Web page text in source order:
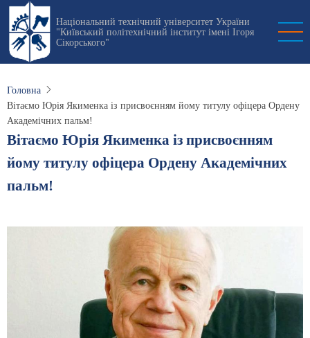
Перейти
основного
вмісту
Національний технічний університет України
"Київський політехнічний інститут імені Ігоря
Сікорського"
Головна
Вітаємо Юрія Якименка із присвоєнням йому титулу офіцера Ордену
Академічних пальм!
Вітаємо Юрія Якименка із присвоєнням
йому титулу офіцера Ордену Академічних
пальм!